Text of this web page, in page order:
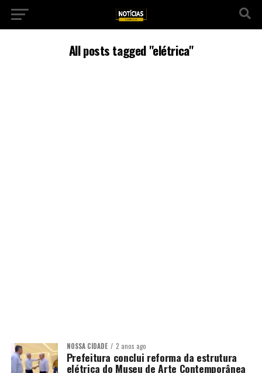
All posts tagged "elétrica"
NOSSA CIDADE 2 anos ago
Prefeitura conclui reforma da estrutura
elétrica do Museu de Arte Contemporânea